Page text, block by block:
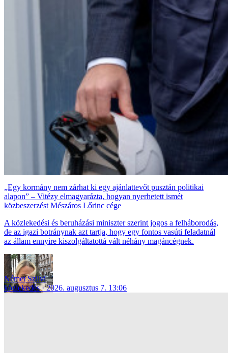
„Egy kormány nem zárhat ki egy ajánlattevőt pusztán politikai
alapon” – Vitézy elmagyarázta, hogyan nyerhetett ismét
közbeszerzést Mészáros Lőrinc cége
A közlekedési és beruházási miniszter szerint jogos a felháborodás,
de az igazi botránynak azt tartja, hogy egy fontos vasúti feladatnál
az állam ennyire kiszolgáltatottá vált néhány magáncégnek.
Német Szilvi
közlekedés
2026. augusztus 7. 13:06